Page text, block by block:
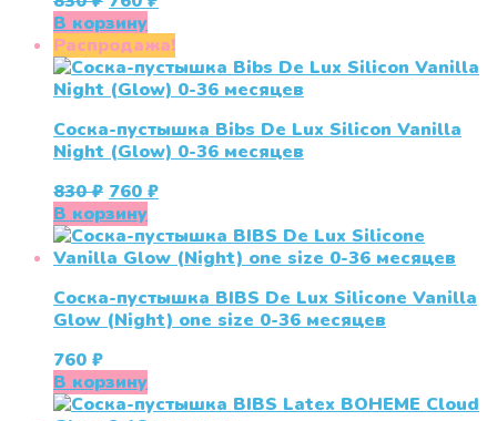
цена
составляла
830 ₽.
760 ₽.
В корзину
Распродажа!
Соска-пустышка Bibs De Lux Silicon Vanilla
Night (Glow) 0-36 месяцев
830₽ Первоначальная
цена
составляла
830 ₽.
760 ₽Текущая
760 ₽.
В корзину
Соска-пустышка BIBS De Lux Silicone Vanilla
Glow (Night) one size 0-36 месяцев
760 ₽
В корзину